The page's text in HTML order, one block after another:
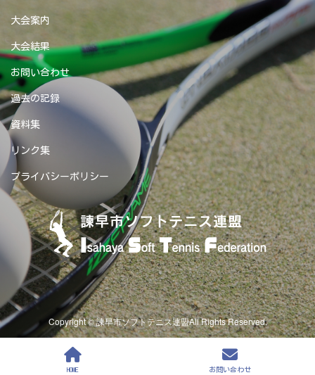
大会案内
大会結果
お問い合わせ
過去の記録
資料集
リンク集
プライバシーポリシー
Copyright © 諫早市ソフトテニス連盟All Rights Reserved.
HOME お問い合わせ